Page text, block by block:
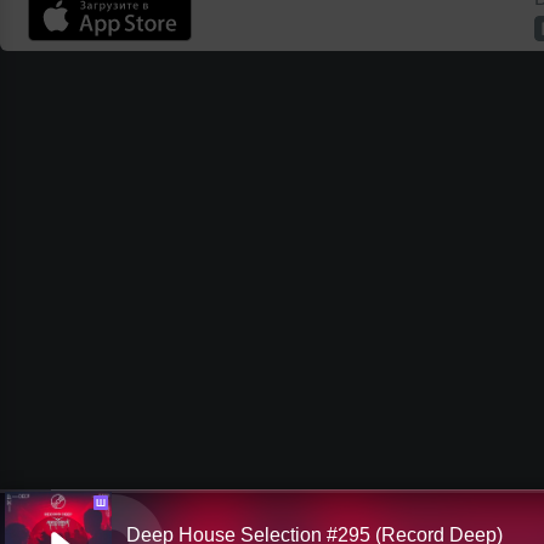
Ш
Deep House Selection #295 (Record Deep)